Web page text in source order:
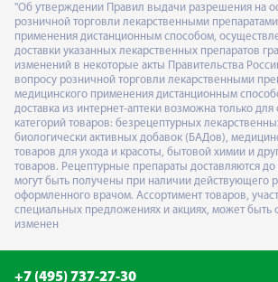
"Об утверждении Правил выдачи разрешения на
розничной торговли лекарственными
применения дистанционным способом,
доставки указанных лекарственных препаратов
изменений в некоторые акты Правительства
вопросу розничной торговли лекарственными
медицинского применения дистанционным
доставка из интернет-аптеки возможна только
категорий товаров: безрецептурных
биологически активных добавок (БАДов),
товаров для ухода и красоты, бытовой химии и
товаров. Рецептурные препараты доставляются
могут быть получены при наличии действующего
оформленного врачом. Ассортимент товаров,
специальных предложениях и акциях, может быть
изменен
+7 (495) 737-27-30